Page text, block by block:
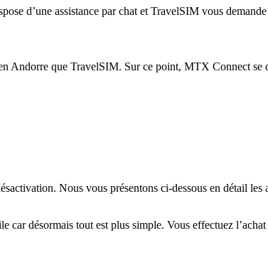
d’une assistance par chat et TravelSIM vous
Andorre que TravelSIM. Sur ce point, MTX Connect se
Nous vous présentons ci-dessous en détail les
car désormais tout est plus simple. Vous effectuez